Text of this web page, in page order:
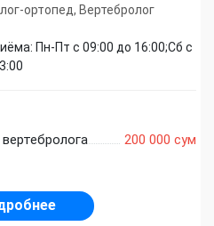
ортопед, Вертебролог
Пн-Пт с 09:00 до 16:00;Сб с
200 000 сум